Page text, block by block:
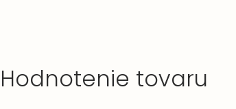
Hodnotenie tovaru